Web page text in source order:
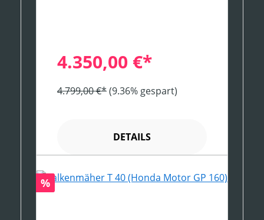
4.350,00 €*
4.799,00 €*(9.36% gespart)
DETAILS
Rabatt
%